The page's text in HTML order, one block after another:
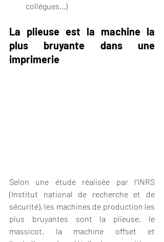
collègues…)
La plieuse est la machine la
plus bruyante dans une
imprimerie
Selon une étude réalisée par l’INRS
(Institut national de recherche et de
sécurité), les machines de production les
plus bruyantes sont la plieuse, le
massicot, la machine offset et